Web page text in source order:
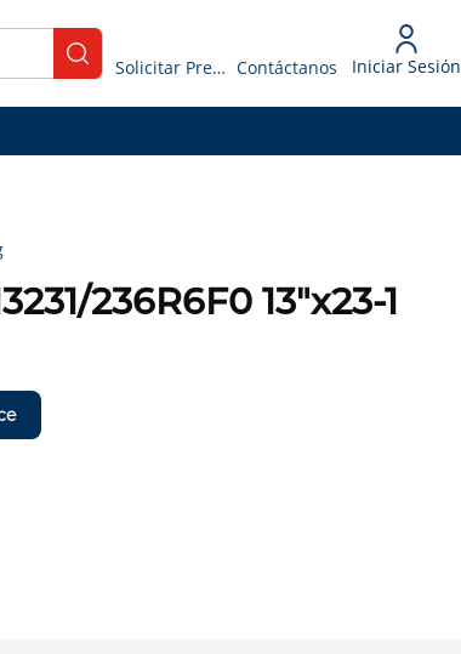
submit search
Solicitar Presupuesto Contáctanos Iniciar Sesión
236R6F0 13"x23-1